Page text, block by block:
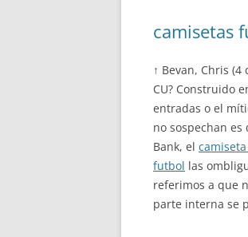
camisetas
↑ Bevan, Chris
CU? Construido
entradas o el
no sospechan
Bank, el
futbol las
referimos a que
parte interna se